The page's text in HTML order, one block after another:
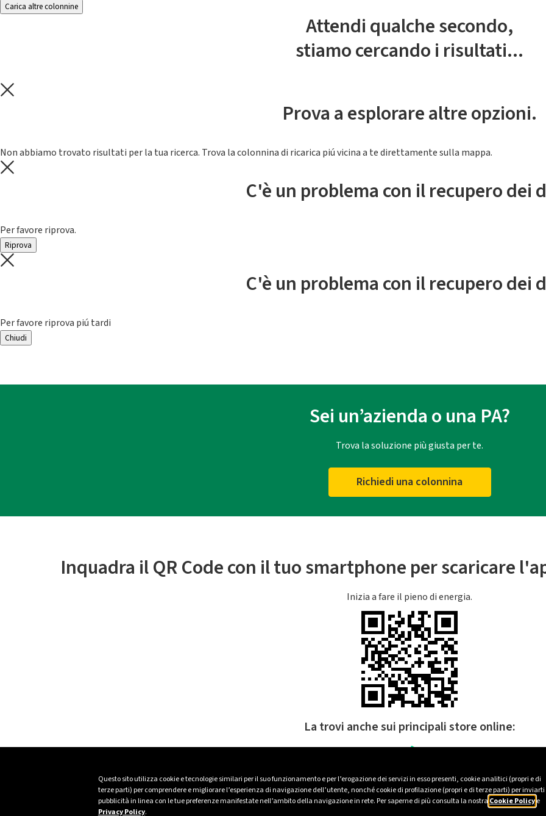
Questo sito utilizza cookie e tecnologie similari per il suo funzionamento e per l’erogazione dei servizi in esso presenti, cookie analitici (propri e di
terze parti) per comprendere e migliorare l’esperienza di navigazione dell’utente, nonché cookie di profilazione (propri e di terze parti) per inviarti
pubblicità in linea con le tue preferenze manifestate nell’ambito della navigazione in rete. Per saperne di più consulta la nostra Cookie Policye
Privacy Policy.
Carica altre colonnine
Attendi qualche secondo,
stiamo cercando i risultati...
Prova a esplorare altre opzioni.
Non abbiamo trovato risultati per la tua ricerca. Trova la colonnina di ricarica piú vicina a te direttamente sulla mappa.
C'è un problema con il recupero dei
Per favore riprova.
Riprova
C'è un problema con il recupero dei
Per favore riprova piú tardi
Chiudi
Sei un’azienda o una PA?
Trova la soluzione più giusta per te.
Richiedi una colonnina
Inquadra il QR Code con il tuo smartphone per scaricare
Inizia a fare il pieno di energia.
La trovi anche sui principali store online: